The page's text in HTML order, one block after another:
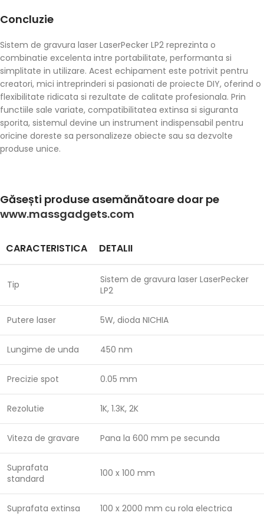
Concluzie
Sistem de gravura laser LaserPecker LP2 reprezinta o
combinatie excelenta intre portabilitate, performanta si
simplitate in utilizare. Acest echipament este potrivit pentru
creatori, mici intreprinderi si pasionati de proiecte DIY, oferind o
flexibilitate ridicata si rezultate de calitate profesionala. Prin
functiile sale variate, compatibilitatea extinsa si siguranta
sporita, sistemul devine un instrument indispensabil pentru
oricine doreste sa personalizeze obiecte sau sa dezvolte
produse unice.
Găsești produse asemănătoare doar pe
www.massgadgets.com
CARACTERISTICA DETALII
Tip
Sistem de gravura laser LaserPecker
LP2
Putere laser 5W, dioda NICHIA
Lungime de unda 450 nm
Precizie spot 0.05 mm
Rezolutie 1K, 1.3K, 2K
Viteza de gravare Pana la 600 mm pe secunda
Suprafata
standard
100 x 100 mm
Suprafata extinsa 100 x 2000 mm cu rola electrica